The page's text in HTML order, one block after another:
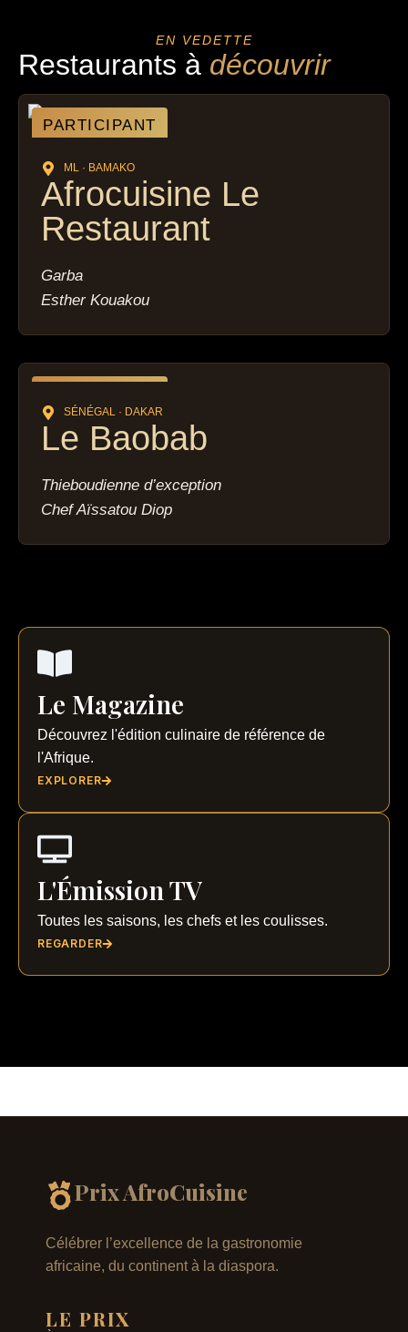
EN VEDETTE
Restaurants à découvrir
PARTICIPANT
ML · BAMAKO
Afrocuisine Le
Restaurant
Garba
Esther Kouakou
SÉNÉGAL · DAKAR
Le Baobab
Thieboudienne d’exception
Chef Aïssatou Diop
Le Magazine
Découvrez l'édition culinaire de référence de
l'Afrique.
EXPLORER
L'Émission TV
Toutes les saisons, les chefs et les coulisses.
REGARDER
Prix AfroCuisine
Célébrer l’excellence de la gastronomie
africaine, du continent à la diaspora.
LE PRIX